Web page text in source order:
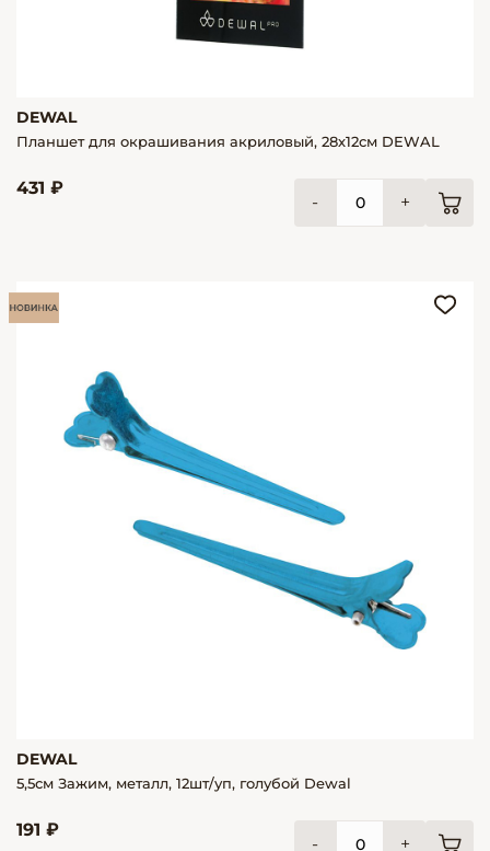
DEWAL
Планшет для окрашивания акриловый, 28х12см DEWAL
431 ₽
- +
DEWAL
5,5см Зажим, металл, 12шт/уп, голубой Dewal
191 ₽
- +